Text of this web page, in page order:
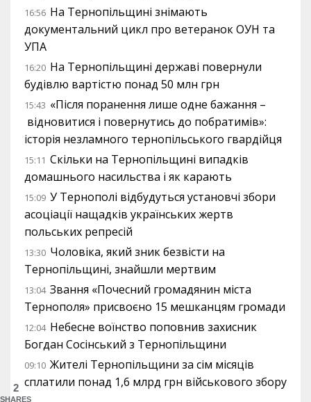
16:56 На Тернопільщині знімають
документальний цикл про ветеранок ОУН та
УПА
16:20 На Тернопільщині державі повернули
будівлю вартістю понад 50 млн грн
15:43 «Після поранення лише одне бажання –
відновитися і повернутись до побратимів»:
історія незламного тернопільського гвардійця
15:11 Скільки на Тернопільщині випадків
домашнього насильства і як карають
15:09 У Тернополі відбудуться установчі збори
асоціації нащадків українських жертв
польських репресій
13:30 Чоловіка, який зник безвісти на
Тернопільщині, знайшли мертвим
13:04 Звання «Почесний громадянин міста
Тернополя» присвоєно 15 мешканцям громади
12:04 Небесне воїнство поповнив захисник
Богдан Сосінський з Тернопільщини
09:10 Жителі Тернопільщини за сім місяців
сплатили понад 1,6 млрд грн військового збору
2
SHARES